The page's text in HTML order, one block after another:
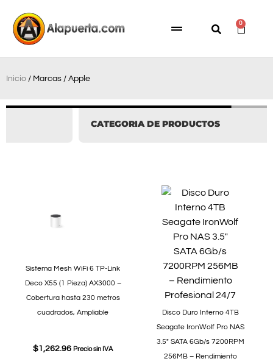
0
Inicio / Marcas / Apple
CATEGORIA DE PRODUCTOS
Sistema Mesh WiFi 6 TP-Link
Deco X55 (1 Pieza) AX3000 –
Cobertura hasta 230 metros
cuadrados, Ampliable
$1,262.96 Precio sin IVA
Disco Duro Interno 4TB
Seagate IronWolf Pro NAS
3.5″ SATA 6Gb/s 7200RPM
256MB – Rendimiento